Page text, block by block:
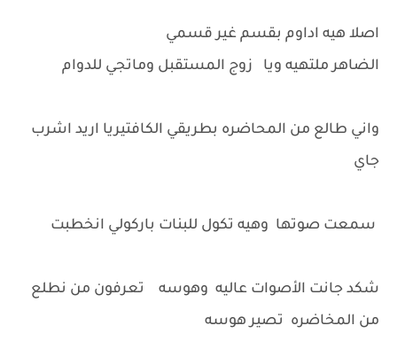
اصلا هيه اداوم بقسم غير قسمي
الضاهر ملتهيه ويا زوج المستقبل وماتجي للدوام
واني طالع من المحاضره بطريقي الكافتيريا اريد اشرب
جاي
سمعت صوتها وهيه تكول للبنات باركولي انخطبت
شكد جانت الأصوات عاليه وهوسه تعرفون من نطلع
من المخاضره تصير هوسه